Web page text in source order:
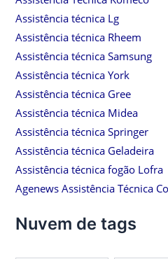
Assistência técnica Lg
Assistência técnica Rheem
Assistência técnica Samsung
Assistência técnica York
Assistência técnica Gree
Assistência técnica Midea
Assistência técnica Springer
Assistência técnica Geladeira
Assistência técnica fogão Lofra
Agenews Assistência Técnica
Nuvem de tags